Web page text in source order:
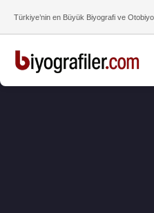
Türkiye’nin en Büyük Biyografi ve